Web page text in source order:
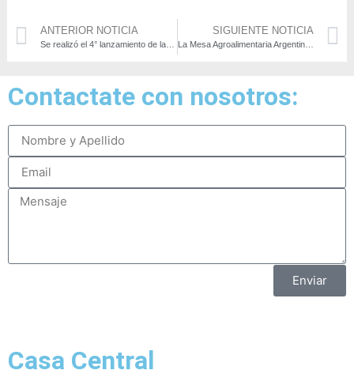
ANTERIOR NOTICIA
Se realizó el 4° lanzamiento de la Mesa Agroalimentaria Argentina: La Regional Jujuy
SIGUIENTE NOTICIA
La Mesa Agroalimentaria Argentina se reunió con el Secretario de Comercio Interior Roberto Feletti
Casa Central
Contactate con nosotros:
Enviar